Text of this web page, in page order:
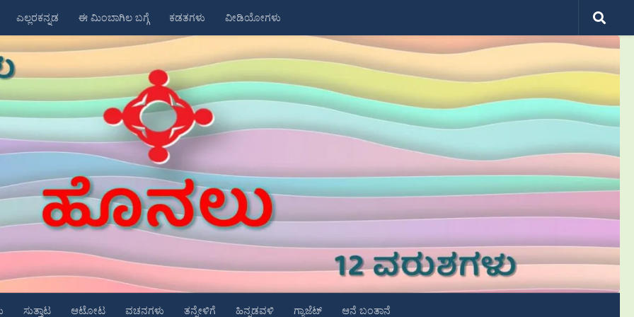
ಎಲ್ಲರಕನ್ನಡ ಈ ಮಿಂಬಾಗಿಲ ಬಗ್ಗೆ ಕಡತಗಳು ವೀಡಿಯೋಗಳು
ಸುತ್ತಾಟ ಆಟೋಟ ವಚನಗಳು ತನ್ನೇಳಿಗೆ ಹಿನ್ನಡವಳಿ ಗ್ಯಾಜೆಟ್ ಆನೆ ಬಂತಾನೆ